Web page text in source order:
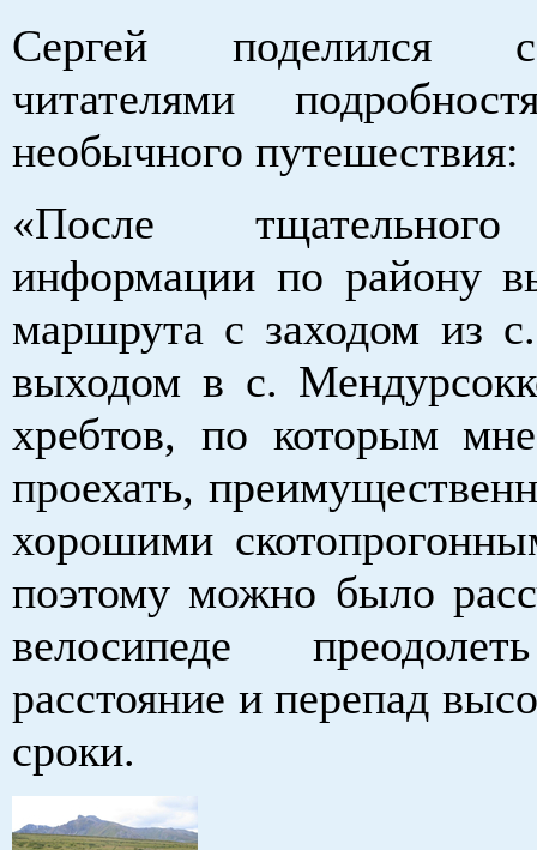
Сергей поделился
читателями
необычного путешествия:
«После
информации по району
маршрута с заходом из
выходом в с.
хребтов, по которым
проехать,
хорошими
поэтому можно было
велосипеде
расстояние и перепад
сроки.